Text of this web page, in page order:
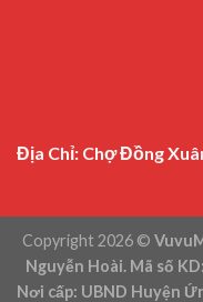
Địa Chỉ: Chợ Đồng
Copyright 2026 ©
Nguyễn Hoài. Mã số
Nơi cấp: UBND Huyện